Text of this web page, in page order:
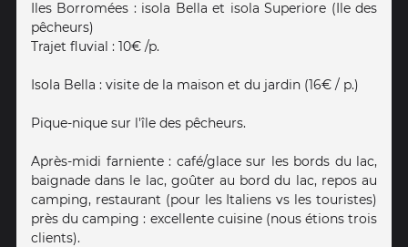
Iles Borromées : isola Bella et isola Superiore (Ile des
pêcheurs)
Trajet fluvial : 10€ /p.
Isola Bella : visite de la maison et du jardin (16€ / p.)
Pique-nique sur l'île des pêcheurs.
Après-midi farniente : café/glace sur les bords du lac,
baignade dans le lac, goûter au bord du lac, repos au
camping, restaurant (pour les Italiens vs les touristes)
près du camping : excellente cuisine (nous étions trois
clients).